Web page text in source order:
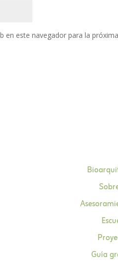
en este navegador para la
Guía